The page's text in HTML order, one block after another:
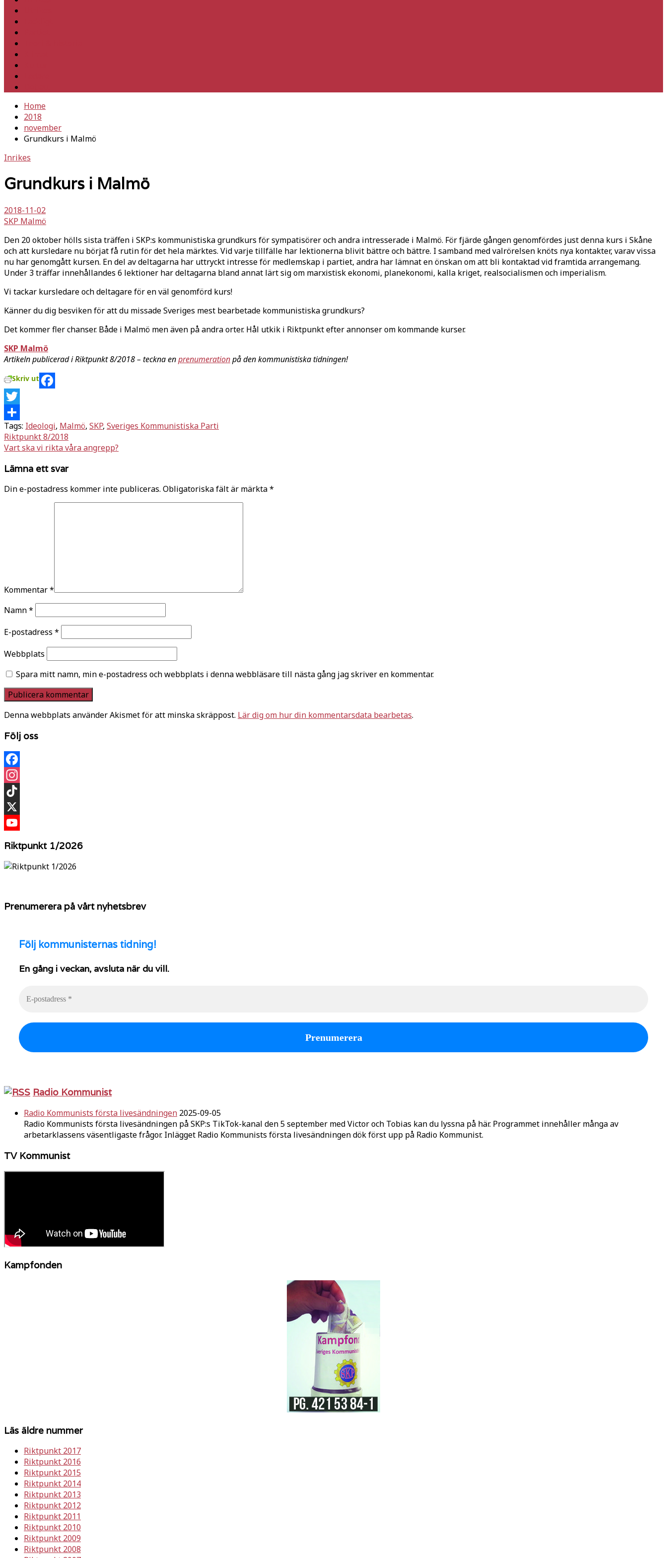
Home
2018
november
Grundkurs i Malmö
Inrikes
Grundkurs i Malmö
2018-11-02
SKP Malmö
Den 20 oktober hölls sista träffen i SKP:s kommunistiska grundkurs för sympatisörer och andra intresserade i Malmö. För fjärde gången genomfördes just denna kurs i Skåne
och att kursledare nu börjat få rutin för det hela märktes. Vid varje tillfälle har lektionerna blivit bättre och bättre. I samband med valrörelsen knöts nya kontakter, varav vissa
nu har genomgått kursen. En del av deltagarna har uttryckt intresse för medlemskap i partiet, andra har lämnat en önskan om att bli kontaktad vid framtida arrangemang.
Under 3 träffar innehållandes 6 lektioner har deltagarna bland annat lärt sig om marxistisk ekonomi, planekonomi, kalla kriget, realsocialismen och imperialism.
Vi tackar kursledare och deltagare för en väl genomförd kurs!
Känner du dig besviken för att du missade Sveriges mest bearbetade kommunistiska grundkurs?
Det kommer fler chanser. Både i Malmö men även på andra orter. Hål utkik i Riktpunkt efter annonser om kommande kurser.
SKP Malmö
Artikeln publicerad i Riktpunkt 8/2018 – teckna enprenumerationpå den kommunistiska tidningen!
Skriv ut
Facebook
Twitter
Dela
Tags: Ideologi, Malmö, SKP, Sveriges Kommunistiska Parti
Inläggsnavigering
Riktpunkt 8/2018
Vart ska vi rikta våra angrepp?
Lämna ett svar
Din e-postadress kommer inte publiceras. Obligatoriska fält är märkta*
Kommentar*
Namn*
E-postadress *
Webbplats
Spara mitt namn, min e-postadress och webbplats i denna webbläsare till nästa gång jag skriver en kommentar.
Denna webbplats använder Akismet för att minska skräppost. Lär dig om hur din kommentarsdata bearbetas.
Följ oss
Facebook
Instagram
TikTok
X
Riktpunkt 1/2026
Prenumerera på vårt nyhetsbrev
Följ kommunisternas tidning!
En gång i veckan, avsluta när du vill.
Radio Kommunist
Radio Kommunists första livesändningen 2025-09-05
Radio Kommunists första livesändningen på SKP:s TikTok-kanal den 5 september med Victor och Tobias kan du lyssna på här. Programmet innehåller många av
arbetarklassens väsentligaste frågor. Inlägget Radio Kommunists första livesändningen dök först upp på Radio Kommunist.
TV Kommunist
Kampfonden
Läs äldre nummer
Riktpunkt 2017
Riktpunkt 2016
Riktpunkt 2015
Riktpunkt 2014
Riktpunkt 2013
Riktpunkt 2012
Riktpunkt 2011
Riktpunkt 2010
Riktpunkt 2009
Riktpunkt 2008